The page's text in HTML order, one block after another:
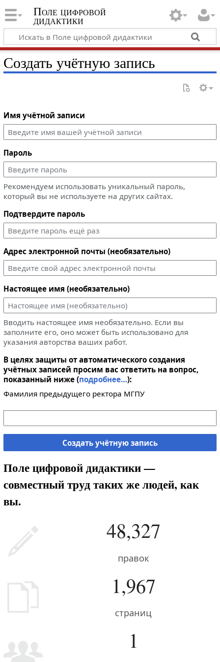
Поле цифровой
дидактики
Создать учётную запись
Имя учётной записи
Пароль
Рекомендуем использовать уникальный пароль,
который вы не используете на других сайтах.
Подтвердите пароль
Адрес электронной почты (необязательно)
Настоящее имя (необязательно)
Вводить настоящее имя необязательно. Если вы
заполните его, оно может быть использовано для
указания авторства ваших работ.
В целях защиты от автоматического создания
учётных записей просим вас ответить на вопрос,
показанный ниже (подробнее…):
Фамилия предыдущего ректора МГПУ
Создать учётную запись
Поле цифровой дидактики —
совместный труд таких же людей, как
вы.
48,327
правок
1,967
страниц
1